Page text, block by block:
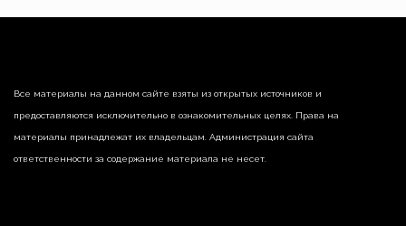
Все материалы на данном сайте взяты из открытых источников и
предоставляются исключительно в ознакомительных целях. Права на
материалы принадлежат их владельцам. Администрация сайта
ответственности за содержание материала не несет.